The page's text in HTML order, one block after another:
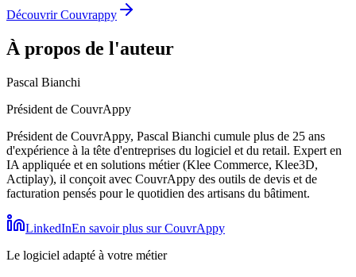
Découvrir Couvrappy
À propos de l'auteur
Pascal Bianchi
Président de CouvrAppy
Président de CouvrAppy, Pascal Bianchi cumule plus de 25 ans
d'expérience à la tête d'entreprises du logiciel et du retail. Expert en
IA appliquée et en solutions métier (Klee Commerce, Klee3D,
Actiplay), il conçoit avec CouvrAppy des outils de devis et de
facturation pensés pour le quotidien des artisans du bâtiment.
LinkedInEn savoir plus sur CouvrAppy
Le logiciel adapté à votre métier